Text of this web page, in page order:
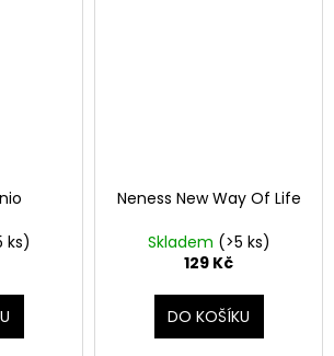
ks)
Neness New Way Of Life
Skladem (>5 ks)
129 Kč
DO KOŠÍKU